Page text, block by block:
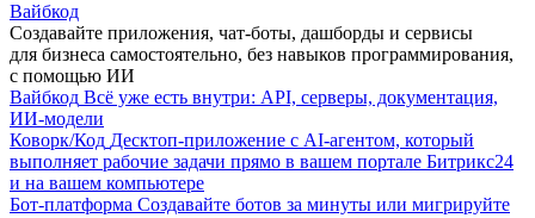
Вайбкод
Создавайте приложения, чат-боты, дашборды и сервисы
для бизнеса самостоятельно, без навыков программирования,
с помощью ИИ
Вайбкод Всё уже есть внутри: API, серверы, документация,
ИИ-модели
Коворк/Код Десктоп-приложение с AI-агентом, который
выполняет рабочие задачи прямо в вашем портале Битрикс24
и на вашем компьютере
Бот-платформа Создавайте ботов за минуты или мигрируйте